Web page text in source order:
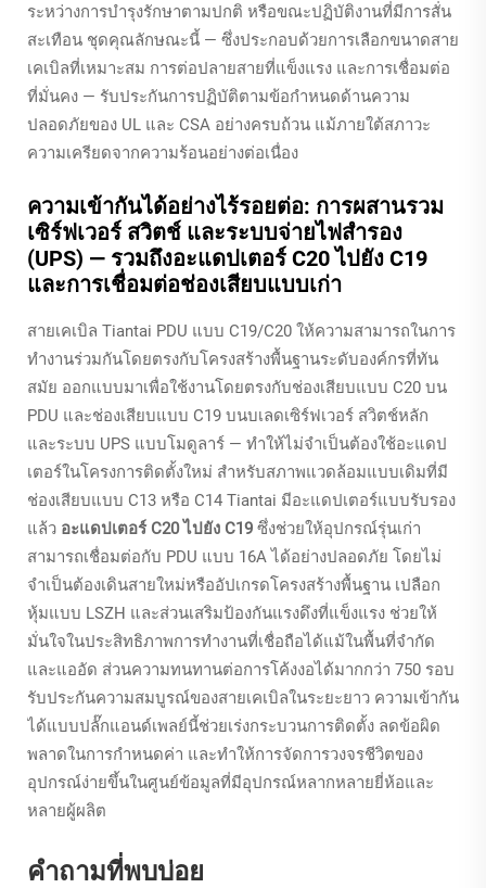
ระหว่างการบำรุงรักษาตามปกติ หรือขณะปฏิบัติงานที่มีการสั่น
สะเทือน ชุดคุณลักษณะนี้ — ซึ่งประกอบด้วยการเลือกขนาดสาย
เคเบิลที่เหมาะสม การต่อปลายสายที่แข็งแรง และการเชื่อมต่อ
ที่มั่นคง — รับประกันการปฏิบัติตามข้อกำหนดด้านความ
ปลอดภัยของ UL และ CSA อย่างครบถ้วน แม้ภายใต้สภาวะ
ความเครียดจากความร้อนอย่างต่อเนื่อง
ความเข้ากันได้อย่างไร้รอยต่อ: การผสานรวม
เซิร์ฟเวอร์ สวิตช์ และระบบจ่ายไฟสำรอง
(UPS) — รวมถึงอะแดปเตอร์ C20 ไปยัง C19
และการเชื่อมต่อช่องเสียบแบบเก่า
สายเคเบิล Tiantai PDU แบบ C19/C20 ให้ความสามารถในการ
ทำงานร่วมกันโดยตรงกับโครงสร้างพื้นฐานระดับองค์กรที่ทัน
สมัย ออกแบบมาเพื่อใช้งานโดยตรงกับช่องเสียบแบบ C20 บน
PDU และช่องเสียบแบบ C19 บนบเลดเซิร์ฟเวอร์ สวิตช์หลัก
และระบบ UPS แบบโมดูลาร์ — ทำให้ไม่จำเป็นต้องใช้อะแดป
เตอร์ในโครงการติดตั้งใหม่ สำหรับสภาพแวดล้อมแบบเดิมที่มี
ช่องเสียบแบบ C13 หรือ C14 Tiantai มีอะแดปเตอร์แบบรับรอง
แล้ว อะแดปเตอร์ C20 ไปยัง C19 ซึ่งช่วยให้อุปกรณ์รุ่นเก่า
สามารถเชื่อมต่อกับ PDU แบบ 16A ได้อย่างปลอดภัย โดยไม่
จำเป็นต้องเดินสายใหม่หรืออัปเกรดโครงสร้างพื้นฐาน เปลือก
หุ้มแบบ LSZH และส่วนเสริมป้องกันแรงดึงที่แข็งแรง ช่วยให้
มั่นใจในประสิทธิภาพการทำงานที่เชื่อถือได้แม้ในพื้นที่จำกัด
และแออัด ส่วนความทนทานต่อการโค้งงอได้มากกว่า 750 รอบ
รับประกันความสมบูรณ์ของสายเคเบิลในระยะยาว ความเข้ากัน
ได้แบบปลั๊กแอนด์เพลย์นี้ช่วยเร่งกระบวนการติดตั้ง ลดข้อผิด
พลาดในการกำหนดค่า และทำให้การจัดการวงจรชีวิตของ
อุปกรณ์ง่ายขึ้นในศูนย์ข้อมูลที่มีอุปกรณ์หลากหลายยี่ห้อและ
หลายผู้ผลิต
คำถามที่พบบ่อย